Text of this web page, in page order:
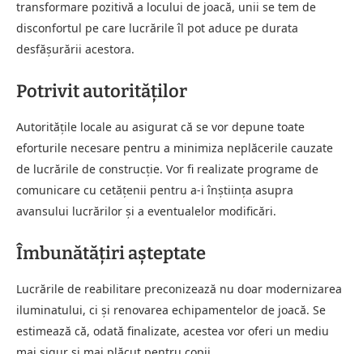
transformare pozitivă a locului de joacă, unii se tem de
disconfortul pe care lucrările îl pot aduce pe durata
desfășurării acestora.
Potrivit autorităților
Autoritățile locale au asigurat că se vor depune toate
eforturile necesare pentru a minimiza neplăcerile cauzate
de lucrările de construcție. Vor fi realizate programe de
comunicare cu cetățenii pentru a-i înștiința asupra
avansului lucrărilor și a eventualelor modificări.
Îmbunătățiri așteptate
Lucrările de reabilitare preconizează nu doar modernizarea
iluminatului, ci și renovarea echipamentelor de joacă. Se
estimează că, odată finalizate, acestea vor oferi un mediu